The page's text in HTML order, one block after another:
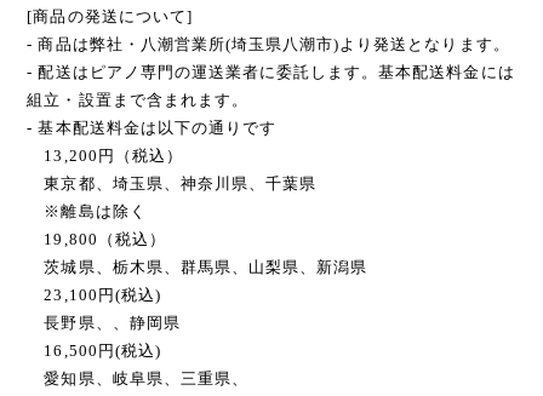
[商品の発送について]
- 商品は弊社・八潮営業所(埼玉県八潮市)より発送となります。
- 配送はピアノ専門の運送業者に委託します。基本配送料金には
組立・設置まで含まれます。
- 基本配送料金は以下の通りです
13,200円（税込）
東京都、埼玉県、神奈川県、千葉県
※離島は除く
19,800（税込）
茨城県、栃木県、群馬県、山梨県、新潟県
23,100円(税込)
長野県、、静岡県
16,500円(税込)
愛知県、岐阜県、三重県、